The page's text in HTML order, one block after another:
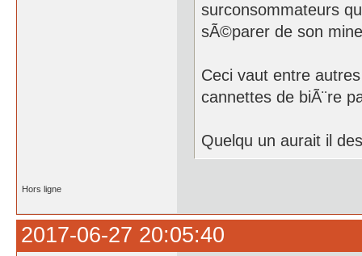
surconsommateurs
sÃ©parer de son
Ceci vaut entre
cannettes de biÃ¨re
Quelqu un aurait il
Hors ligne
2017-06-27 20:05:40